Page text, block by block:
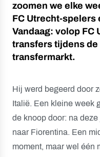
zoomen we elke
FC Utrecht-spelers
Vandaag: volop
transfers tijdens de
transfermarkt.
Hij werd begeerd door
Italië. Een kleine week
de knoop door: na
naar Fiorentina. Een
moment, maar wel één